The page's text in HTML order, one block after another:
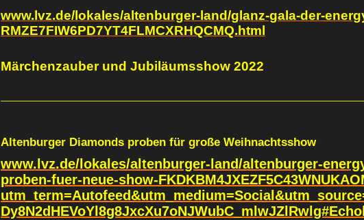
www.lvz.de/lokales/altenburger-land/glanz-gala-der-
RMZE7FIW6PD7YT4FLMCXRHQCMQ.html
Märchenzauber und Jubiläumsshow 2022
Altenburger Diamonds proben für große Weihnachtsshow
www.lvz.de/lokales/altenburger-land/altenburger-
proben-fuer-neue-show-